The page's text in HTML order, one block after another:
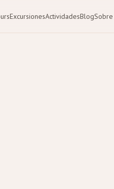
ExcursionesActividadesBlog